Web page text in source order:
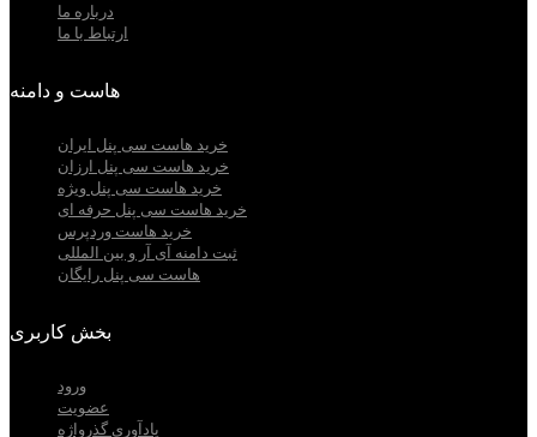
درباره ما
ارتباط با ما
هاست و دامنه
خرید هاست سی پنل ایران
خرید هاست سی پنل ارزان
خرید هاست سی پنل ویژه
خرید هاست سی پنل حرفه ای
خرید هاست وردپرس
ثبت دامنه آی آر و بین المللی
هاست سی پنل رایگان
بخش کاربری
ورود
عضویت
یادآوری گذرواژه